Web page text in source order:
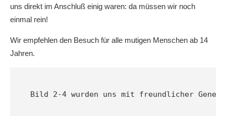
uns direkt im Anschluß einig waren: da müssen wir noch
einmal rein!
Wir empfehlen den Besuch für alle mutigen Menschen ab 14
Jahren.
Bild 2-4 wurden uns mit freundlicher